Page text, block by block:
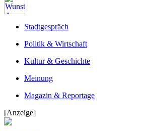
Stadtgespräch
Politik & Wirtschaft
Kultur & Geschichte
Meinung
Magazin & Reportage
[Anzeige]